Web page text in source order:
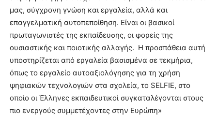
μας, σύγχρονη γνώση και εργαλεία, αλλά και
επαγγελματική αυτοπεποίθηση. Είναι οι βασικοί
πρωταγωνιστές της εκπαίδευσης, οι φορείς της
ουσιαστικής και ποιοτικής αλλαγής. Η προσπάθεια αυτή
υποστηρίζεται από εργαλεία βασισμένα σε τεκμήρια,
όπως το εργαλείο αυτοαξιολόγησης για τη χρήση
ψηφιακών τεχνολογιών στα σχολεία, το SELFIE, στο
οποίο οι Έλληνες εκπαιδευτικοί συγκαταλέγονται στους
πιο ενεργούς συμμετέχοντες στην Ευρώπη»